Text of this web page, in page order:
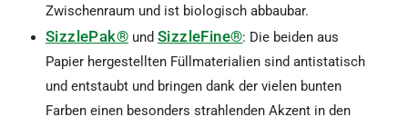
Zwischenraum und ist biologisch abbaubar.
SizzlePak® und SizzleFine®: Die beiden aus
Papier hergestellten Füllmaterialien sind antistatisch
und entstaubt und bringen dank der vielen bunten
Farben einen besonders strahlenden Akzent in den